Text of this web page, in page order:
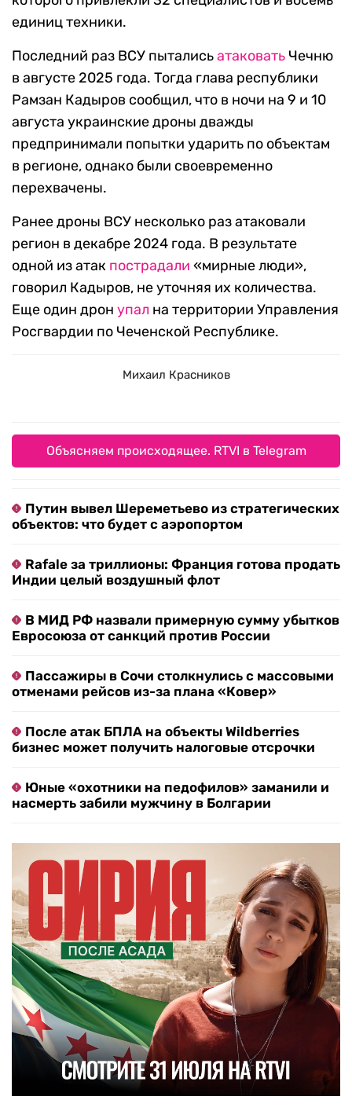
единиц техники.
Последний раз ВСУ пыталисьатаковать Чечню
в августе 2025 года. Тогда глава республики
Рамзан Кадыров сообщил, что в ночи на 9 и 10
августа украинские дроны дважды
предпринимали попытки ударить по объектам
в регионе, однако были своевременно
перехвачены.
Ранее дроны ВСУ несколько раз атаковали
регион в декабре 2024 года. В результате
одной из атак пострадали «мирные люди»,
говорил Кадыров, не уточняя их количества.
Еще один дрон упал на территории Управления
Росгвардии по Чеченской Республике.
Михаил Красников
Объясняем происходящее. RTVI в Telegram
Путин вывел Шереметьево из стратегических
объектов: что будет с аэропортом
Rafale за триллионы: Франция готова продать
Индии целый воздушный флот
В МИД РФ назвали примерную сумму убытков
Евросоюза от санкций против России
Пассажиры в Сочи столкнулись с массовыми
отменами рейсов из-за плана «Ковер»
После атак БПЛА на объекты Wildberries
бизнес может получить налоговые отсрочки
Юные «охотники на педофилов» заманили и
насмерть забили мужчину в Болгарии